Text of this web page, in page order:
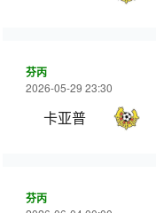
芬丙
2026-05-29 23:30
卡亚普
芬丙